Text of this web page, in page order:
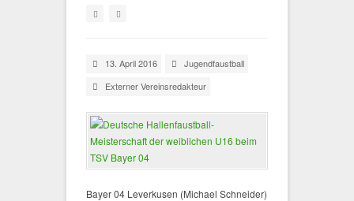
13. April 2016
Jugendfaustball
Externer Vereinsredakteur
Bayer 04 Leverkusen (Michael Schneider)